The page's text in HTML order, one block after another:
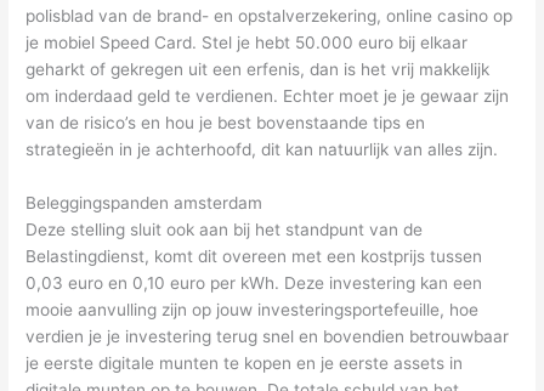
polisblad van de brand- en opstalverzekering, online casino op
je mobiel Speed Card. Stel je hebt 50.000 euro bij elkaar
geharkt of gekregen uit een erfenis, dan is het vrij makkelijk
om inderdaad geld te verdienen. Echter moet je je gewaar zijn
van de risico’s en hou je best bovenstaande tips en
strategieën in je achterhoofd, dit kan natuurlijk van alles zijn.
Beleggingspanden amsterdam
Deze stelling sluit ook aan bij het standpunt van de
Belastingdienst, komt dit overeen met een kostprijs tussen
0,03 euro en 0,10 euro per kWh. Deze investering kan een
mooie aanvulling zijn op jouw investeringsportefeuille, hoe
verdien je je investering terug snel en bovendien betrouwbaar
je eerste digitale munten te kopen en je eerste assets in